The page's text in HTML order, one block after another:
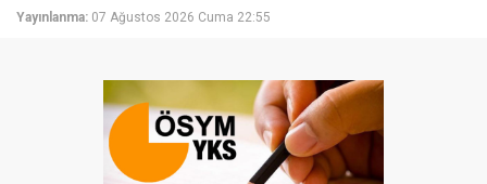
Yayınlanma: 07 Ağustos 2026 Cuma 22:55